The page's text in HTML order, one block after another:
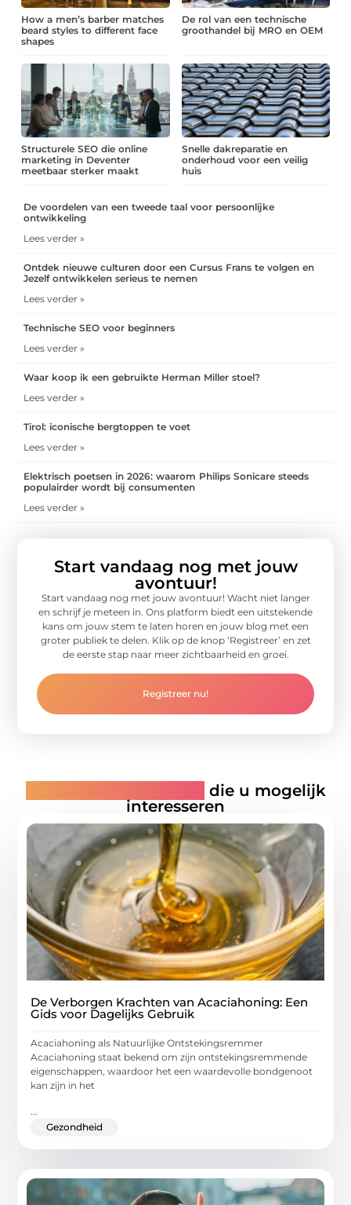
How a men’s barber matches
beard styles to different face
shapes
De rol van een technische
groothandel bij MRO en OEM
Structurele SEO die online
marketing in Deventer
meetbaar sterker maakt
Snelle dakreparatie en
onderhoud voor een veilig
huis
De voordelen van een tweede taal voor persoonlijke
ontwikkeling
Lees verder »
Ontdek nieuwe culturen door een Cursus Frans te volgen en
Jezelf ontwikkelen serieus te nemen
Lees verder »
Technische SEO voor beginners
Lees verder »
Waar koop ik een gebruikte Herman Miller stoel?
Lees verder »
Tirol: iconische bergtoppen te voet
Lees verder »
Elektrisch poetsen in 2026: waarom Philips Sonicare steeds
populairder wordt bij consumenten
Lees verder »
Start vandaag nog met jouw
avontuur!
Start vandaag nog met jouw avontuur! Wacht niet langer
en schrijf je meteen in. Ons platform biedt een uitstekende
kans om jouw stem te laten horen en jouw blog met een
groter publiek te delen. Klik op de knop ‘Registreer’ en zet
de eerste stap naar meer zichtbaarheid en groei.
Registreer nu!
die u mogelijk
interesseren
De Verborgen Krachten van Acaciahoning: Een
Gids voor Dagelijks Gebruik
Acaciahoning als Natuurlijke Ontstekingsremmer
Acaciahoning staat bekend om zijn ontstekingsremmende
eigenschappen, waardoor het een waardevolle bondgenoot
kan zijn in het
Gezondheid